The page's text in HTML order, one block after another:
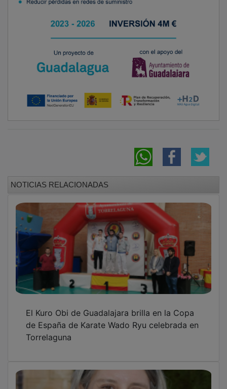
de España de Karate Wado Ryu celebrada en
Torrelaguna